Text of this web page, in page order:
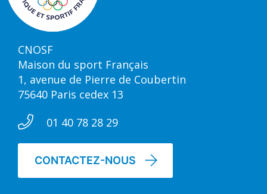
CNOSF
Maison du sport Français
1, avenue de Pierre de Coubertin
75640 Paris cedex 13
01 40 78 28 29
CONTACTEZ-NOUS